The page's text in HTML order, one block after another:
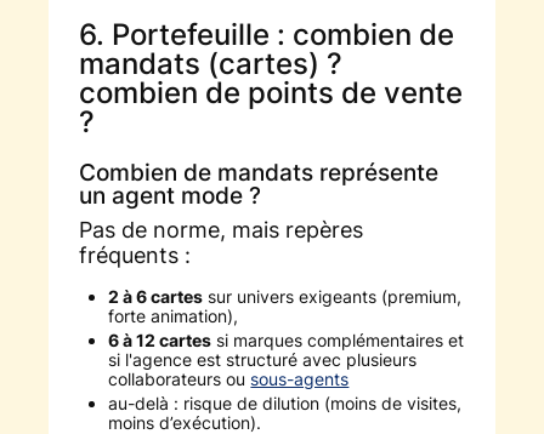
6. Portefeuille : combien de
mandats (cartes) ?
combien de points de vente
?
Combien de mandats représente
un agent mode ?
Pas de norme, mais repères
fréquents :
2 à 6 cartes sur univers exigeants (premium,
forte animation),
6 à 12 cartes si marques complémentaires et
si l'agence est structuré avec plusieurs
collaborateurs ousous-agents
au-delà : risque de dilution (moins de visites,
moins d’exécution).